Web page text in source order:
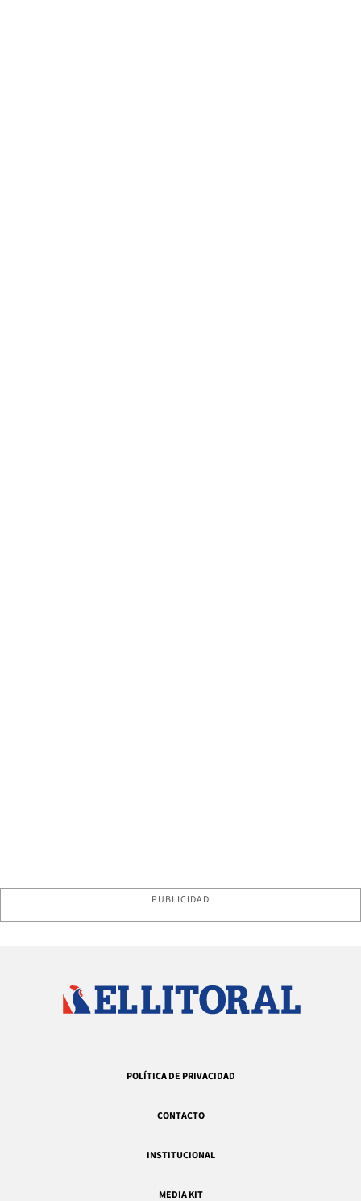
PUBLICIDAD
POLÍTICA DE PRIVACIDAD
CONTACTO
INSTITUCIONAL
MEDIA KIT